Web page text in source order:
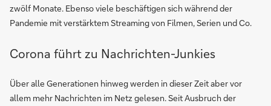
zwölf Monate. Ebenso viele beschäftigen sich während der
Pandemie mit verstärktem Streaming von Filmen, Serien und Co.
Corona führt zu Nachrichten-Junkies
Über alle Generationen hinweg werden in dieser Zeit aber vor
allem mehr Nachrichten im Netz gelesen. Seit Ausbruch der